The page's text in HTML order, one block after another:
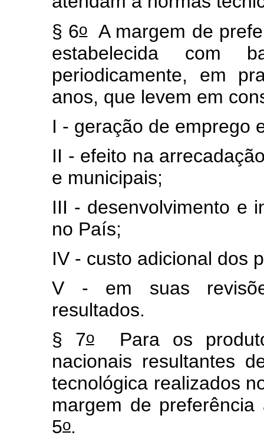
§ 6oA margem de
estabelecida com
periodicamente, em
anos, que levem em
I - geração de emprego
II - efeito na
e municipais;
III - desenvolvimento e
no País;
IV - custo adicional dos
V - em suas
resultados.
§ 7oPara os
nacionais resultantes
tecnológica realizados
margem de
5o.